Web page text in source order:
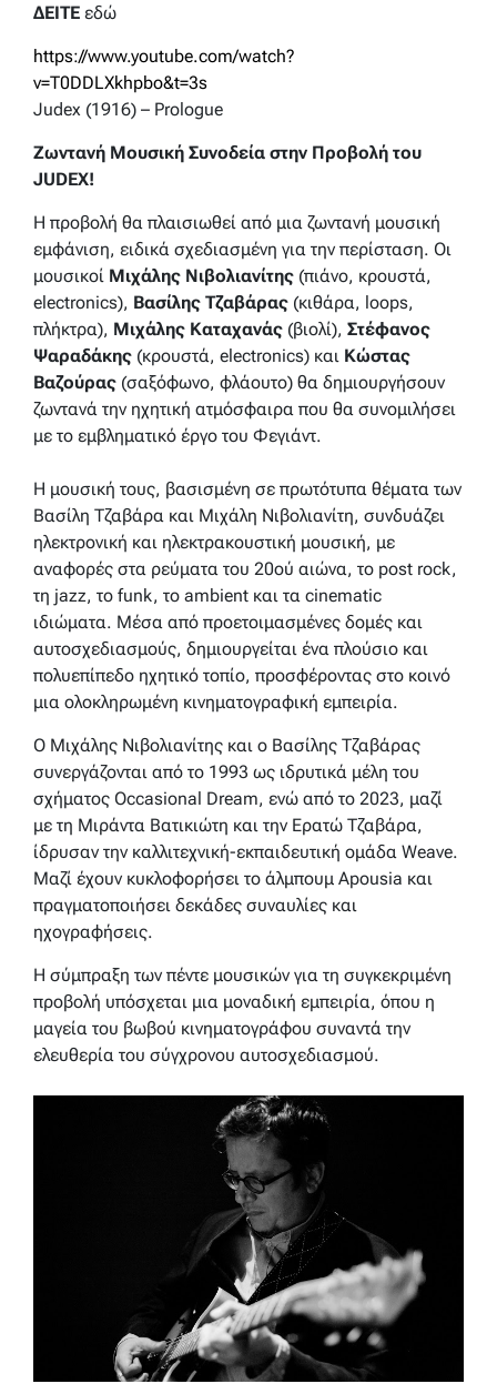
ΔΕΙΤΕ εδώ
https://www.youtube.com/watch?
v=T0DDLXkhpbo&t=3s
Judex (1916) – Prologue
Ζωντανή Μουσική Συνοδεία στην Προβολή του
JUDEX!
Η προβολή θα πλαισιωθεί από μια ζωντανή μουσική
εμφάνιση, ειδικά σχεδιασμένη για την περίσταση. Οι
μουσικοί Μιχάλης Νιβολιανίτης (πιάνο, κρουστά,
electronics), Βασίλης Τζαβάρας (κιθάρα, loops,
πλήκτρα), Μιχάλης Καταχανάς (βιολί), Στέφανος
Ψαραδάκης (κρουστά, electronics) και Κώστας
Βαζούρας (σαξόφωνο, φλάουτο) θα δημιουργήσουν
ζωντανά την ηχητική ατμόσφαιρα που θα συνομιλήσει
με το εμβληματικό έργο του Φεγιάντ.
Η μουσική τους, βασισμένη σε πρωτότυπα θέματα των
Βασίλη Τζαβάρα και Μιχάλη Νιβολιανίτη, συνδυάζει
ηλεκτρονική και ηλεκτρακουστική μουσική, με
αναφορές στα ρεύματα του 20ού αιώνα, το post rock,
τη jazz, το funk, το ambient και τα cinematic
ιδιώματα. Μέσα από προετοιμασμένες δομές και
αυτοσχεδιασμούς, δημιουργείται ένα πλούσιο και
πολυεπίπεδο ηχητικό τοπίο, προσφέροντας στο κοινό
μια ολοκληρωμένη κινηματογραφική εμπειρία.
Ο Μιχάλης Νιβολιανίτης και ο Βασίλης Τζαβάρας
συνεργάζονται από το 1993 ως ιδρυτικά μέλη του
σχήματος Occasional Dream, ενώ από το 2023, μαζί
με τη Μιράντα Βατικιώτη και την Ερατώ Τζαβάρα,
ίδρυσαν την καλλιτεχνική-εκπαιδευτική ομάδα Weave.
Μαζί έχουν κυκλοφορήσει το άλμπουμ Apousia και
πραγματοποιήσει δεκάδες συναυλίες και
ηχογραφήσεις.
Η σύμπραξη των πέντε μουσικών για τη συγκεκριμένη
προβολή υπόσχεται μια μοναδική εμπειρία, όπου η
μαγεία του βωβού κινηματογράφου συναντά την
ελευθερία του σύγχρονου αυτοσχεδιασμού.